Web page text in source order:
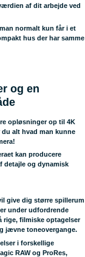
af dit arbejde ved
normalt kun får i et
hus der har samme
og en
opløsninger op til 4K
alt hvad man kunne
kan producere
detajle og dynamisk
give dig større spillerum
under udfordrende
rige, filmiske optagelser
jævne toneovergange.
i forskellige
RAW og ProRes,